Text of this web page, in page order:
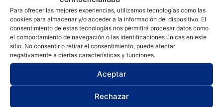
Para ofrecer las mejores experiencias, utilizamos tecnologías como las
cookies para almacenar y/o acceder a la información del dispositivo. El
consentimiento de estas tecnologías nos permitirá procesar datos como
el comportamiento de navegación o las identificaciones únicas en este
sitio. No consentir o retirar el consentimiento, puede afectar
negativamente a ciertas características y funciones.
Aceptar
Rechazar
Anatomía Patológica y C.C. Forenses,Carros
elevadores,SANITARIA
Carroelevador,Kugel
Carro elevador HTW 50/140 con escala